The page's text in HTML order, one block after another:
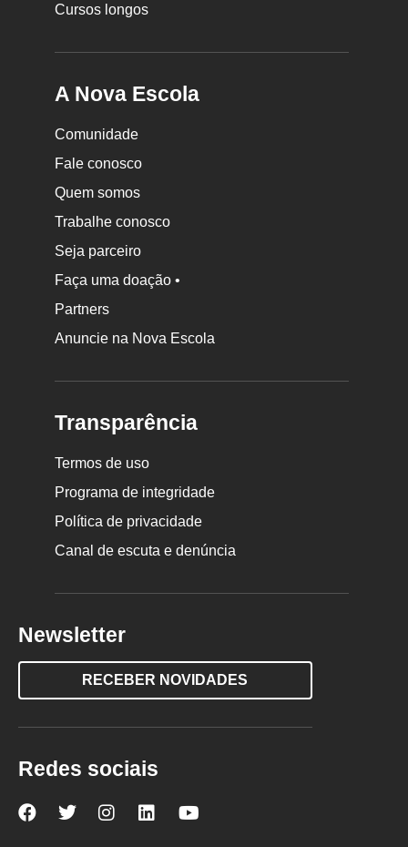
Cursos longos
A Nova Escola
Comunidade
Fale conosco
Quem somos
Trabalhe conosco
Seja parceiro
Faça uma doação •
Partners
Anuncie na Nova Escola
Transparência
Termos de uso
Programa de integridade
Política de privacidade
Canal de escuta e denúncia
Newsletter
RECEBER NOVIDADES
Redes sociais
NovaNova Nova Nova